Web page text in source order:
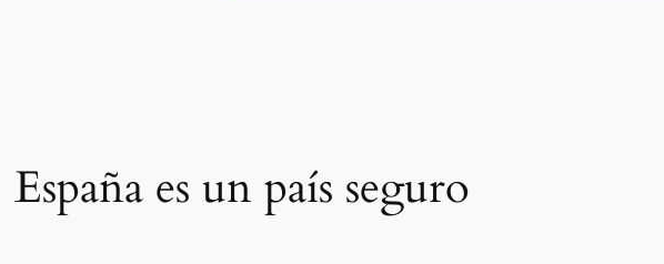
España es un país seguro